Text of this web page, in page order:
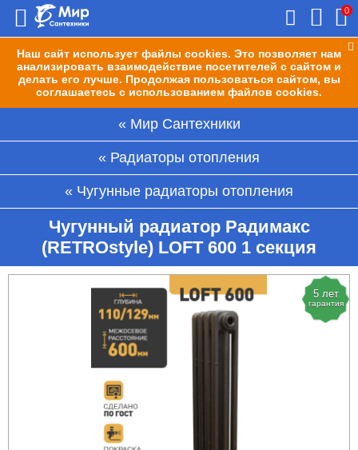
Наш сайт использует файлы cookies. Это позволяет нам
анализировать взаимодействие посетителей с сайтом и
делать его лучше. Продолжая пользоваться сайтом, вы
соглашаетесь с использованием файлов cookies.
0
Мир Сантехники
Радиаторы отопления
Чугунные радиаторы отопления
Чугунный радиатор Радимакс
(RETROstyle) LOFT 600 1 секция
5 лет
гарантия